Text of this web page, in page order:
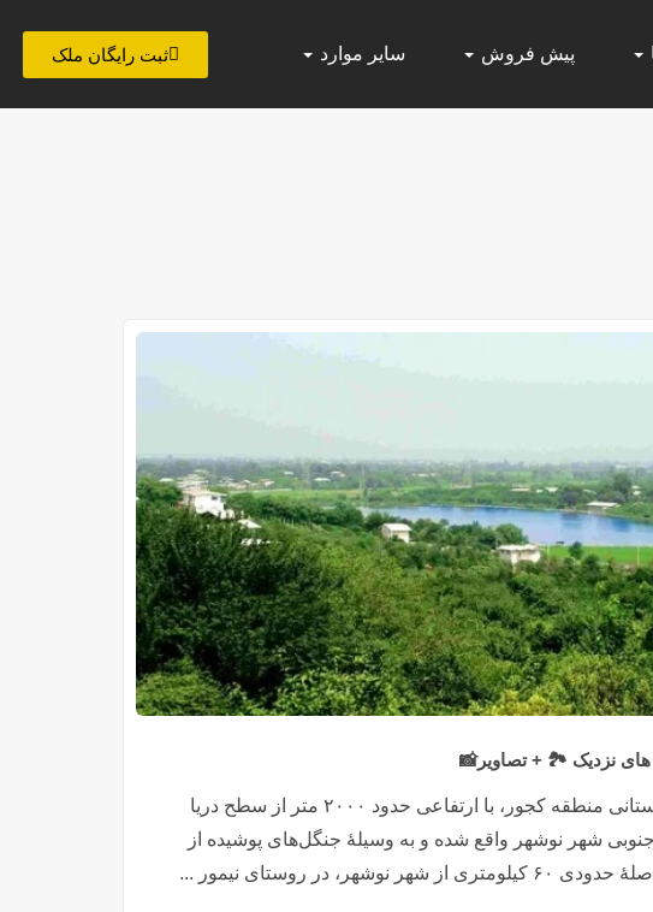
پیش فروش سایر موارد ثبت رایگان ملک
نزدیک 🏞️ + تصاویر📸
دریاچه خضر نبی در ارتفاعات جنگلی و کوهستانی منطقه کجور، با ارتفاعی حدود ۲۰۰۰ متر از سطح دریا
جنوبی شهر نوشهر واقع شده و به وسیلهٔ جنگل‌های پوشیده از
در روستای نیمور ...